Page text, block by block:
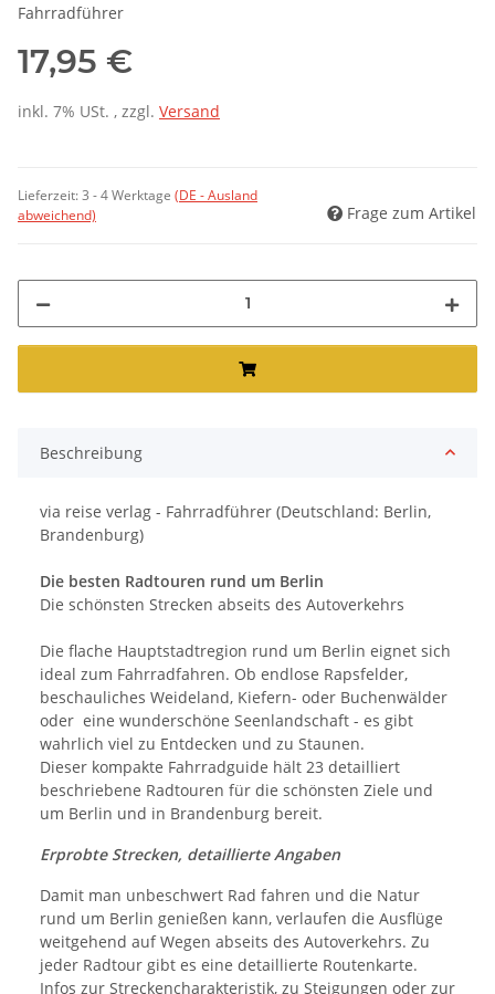
Fahrradführer
17,95 €
inkl. 7% USt. , zzgl. Versand
Lieferzeit:3 - 4 Werktage (DE - Ausland
abweichend)
Frage zum Artikel
Beschreibung
via reise verlag - Fahrradführer (Deutschland: Berlin,
Brandenburg)
Die besten Radtouren rund um Berlin
Die schönsten Strecken abseits des Autoverkehrs
Die flache Hauptstadtregion rund um Berlin eignet sich
ideal zum Fahrradfahren. Ob endlose Rapsfelder,
beschauliches Weideland, Kiefern- oder Buchenwälder
oder eine wunderschöne Seenlandschaft - es gibt
wahrlich viel zu Entdecken und zu Staunen.
Dieser kompakte Fahrradguide hält 23 detailliert
beschriebene Radtouren für die schönsten Ziele und
um Berlin und in Brandenburg bereit.
Erprobte Strecken, detaillierte Angaben
Damit man unbeschwert Rad fahren und die Natur
rund um Berlin genießen kann, verlaufen die Ausflüge
weitgehend auf Wegen abseits des Autoverkehrs. Zu
jeder Radtour gibt es eine detaillierte Routenkarte.
Infos zur Streckencharakteristik, zu Steigungen oder zur